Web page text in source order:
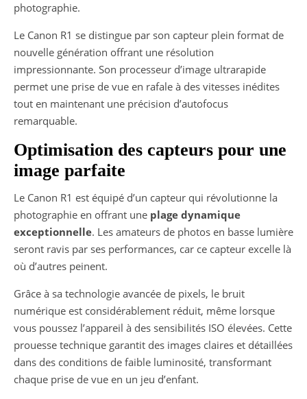
photographie.
Le Canon R1 se distingue par son capteur plein format de
nouvelle génération offrant une résolution
impressionnante. Son processeur d’image ultrarapide
permet une prise de vue en rafale à des vitesses inédites
tout en maintenant une précision d’autofocus
remarquable.
Optimisation des capteurs pour une
image parfaite
Le Canon R1 est équipé d’un capteur qui révolutionne la
photographie en offrant une plage dynamique
exceptionnelle. Les amateurs de photos en basse lumière
seront ravis par ses performances, car ce capteur excelle là
où d’autres peinent.
Grâce à sa technologie avancée de pixels, le bruit
numérique est considérablement réduit, même lorsque
vous poussez l’appareil à des sensibilités ISO élevées. Cette
prouesse technique garantit des images claires et détaillées
dans des conditions de faible luminosité, transformant
chaque prise de vue en un jeu d’enfant.